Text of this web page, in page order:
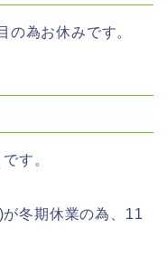
為お休みです。
す。
冬期休業の為、11